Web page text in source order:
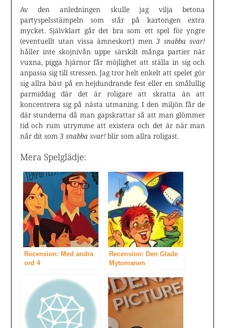
Av den anledningen skulle jag vilja betona
partyspelsstämpeln som står på kartongen extra
mycket. Självklart går det bra som ett spel för yngre
(eventuellt utan vissa ämneskort) men 3 snabba svar!
håller inte skojnivån uppe särskilt många partier när
vuxna, pigga hjärnor får möjlighet att ställa in sig och
anpassa sig till stressen. Jag tror helt enkelt att spelet gör
sig allra bäst på en hejdundrande fest eller en smålullig
parmiddag där det är roligare att skratta än att
koncentrera sig på nästa utmaning. I den miljön får de
där stunderna då man gapskrattar så att man glömmer
tid och rum utrymme att existera och det är när man
når dit som 3 snabba svar!blir som allra roligast.
Mera Spelglädje:
Recension: Med andra
ord 4
Recension: Den Glade
Mytomanen